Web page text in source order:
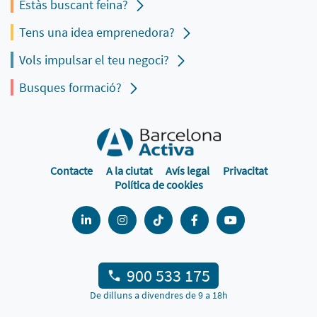
Estàs buscant feina?
Tens una idea emprenedora?
Vols impulsar el teu negoci?
Busques formació?
Contacte A la ciutat Avís legal
Privacitat
Política de cookies
900 533 175
De dilluns a divendres de 9 a 18h